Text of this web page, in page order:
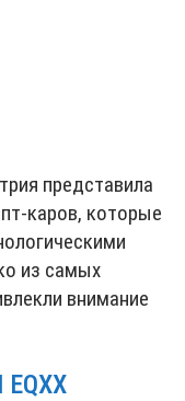
представила
каров, которые
из самых
внимание
EQXX